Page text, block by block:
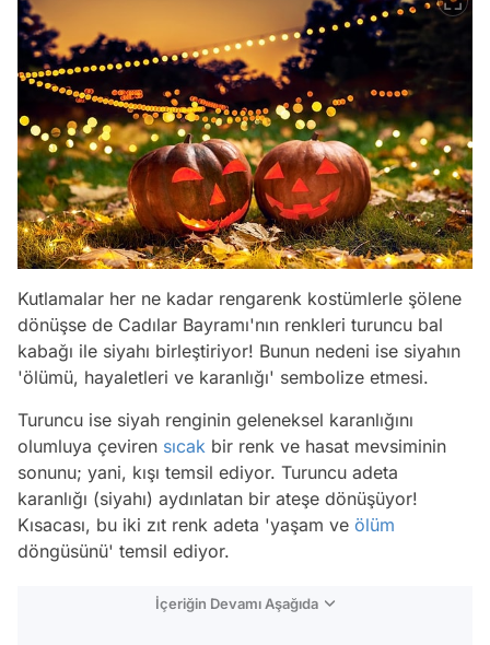
Kutlamalar her ne kadar rengarenk kostümlerle şölene
dönüşse de Cadılar Bayramı'nın renkleri turuncu bal
kabağı ile siyahı birleştiriyor! Bunun nedeni ise siyahın
'ölümü, hayaletleri ve karanlığı' sembolize etmesi.
Turuncu ise siyah renginin geleneksel karanlığını
olumluya çeviren sıcak bir renk ve hasat mevsiminin
sonunu; yani, kışı temsil ediyor. Turuncu adeta
karanlığı (siyahı) aydınlatan bir ateşe dönüşüyor!
Kısacası, bu iki zıt renk adeta 'yaşam ve ölüm
döngüsünü' temsil ediyor.
İçeriğin Devamı Aşağıda